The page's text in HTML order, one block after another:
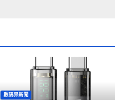
數碼界新聞